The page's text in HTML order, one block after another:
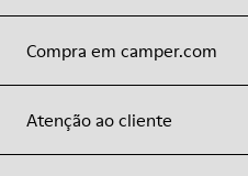
Compra em camper.com
Atenção ao cliente